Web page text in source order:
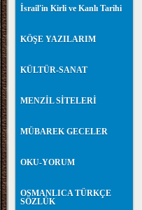
İsrail'in Kirli ve Kanlı Tarihi
KÖŞE YAZILARIM
KÜLTÜR-SANAT
MENZİL SİTELERİ
MÜBAREK GECELER
OKU-YORUM
OSMANLICA TÜRKÇE
SÖZLÜK